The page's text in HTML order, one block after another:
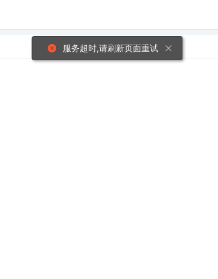
服务超时,请刷新页面重试